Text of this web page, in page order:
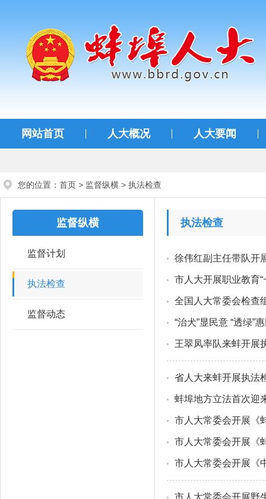
网站首页 人大概况 人大要闻
您的位置： 首页 > 监督纵横 > 执法检查
监督纵横
监督计划
执法检查
监督动态
执法检查
徐伟红副主任带队开
市人大开展职业教育
全国人大常委会检查
“治犬”显民意 “透绿
王翠凤率队来蚌开展
省人大来蚌开展执法
蚌埠地方立法首次迎
市人大常委会开展《
市人大常委会开展《
市人大常委会开展《
市人大常委会开展野